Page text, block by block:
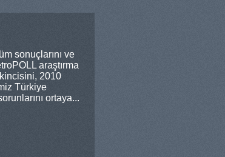
sonuçlarını ve
araştırma
2010
Türkiye
ortaya...